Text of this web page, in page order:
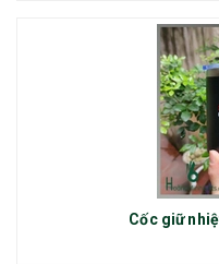
Cốc giữ